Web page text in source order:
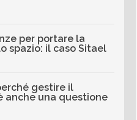
per portare la
spazio: il caso Sitael
gestire il
anche una questione